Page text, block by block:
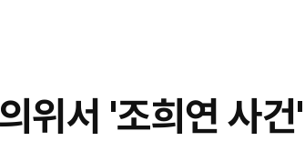
위서 '조희연 사